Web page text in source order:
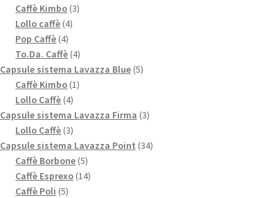
Caffè Kimbo 33
Lollo caffè 44
Pop Caffè 44
prodotti
To.Da. Caffè 44
prodotti
Capsule sistema Lavazza Blue 55
Caffè Kimbo 11
Lollo Caffè 44
prodotti
Capsule sistema Lavazza Firma 33
Lollo Caffè 33
prodotti
Capsule sistema Lavazza Point 3434
Caffè Borbone 55
prodotti
Caffè Esprexo 1414
Caffè Poli 55